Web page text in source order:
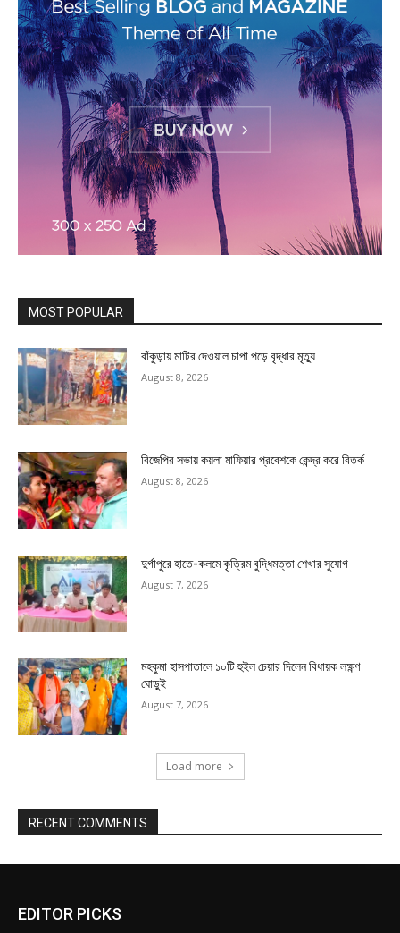
MOST POPULAR
বাঁকুড়ায় মাটির দেওয়াল চাপা পড়ে বৃদ্ধার মৃত্যু
August 8, 2026
বিজেপির সভায় কয়লা মাফিয়ার প্রবেশকে কেন্দ্র করে বিতর্ক
August 8, 2026
দুর্গাপুরে হাতে-কলমে কৃত্রিম বুদ্ধিমত্তা শেখার সুযোগ
August 7, 2026
মহকুমা হাসপাতালে ১০টি হুইল চেয়ার দিলেন বিধায়ক লক্ষ্ণণ
ঘোড়ুই
August 7, 2026
Load more
RECENT COMMENTS
EDITOR PICKS